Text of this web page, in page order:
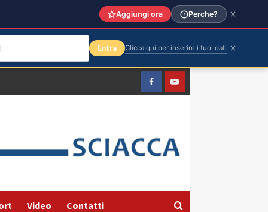
FacebookYountube
Video Contatti
Aggiungi ora Perche?
Entra Clicca qui per inserire i tuoi dati